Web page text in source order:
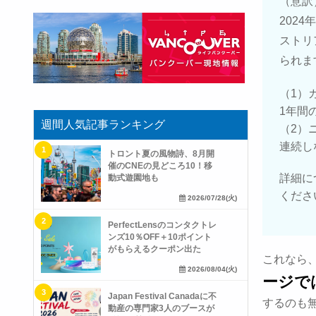
2024
スト
られま
（1
1年間
（2
連続し
詳細に
くだ
これなら
ージで
するのも
週間人気記事ランキング
トロント夏の風物詩、8月開
催のCNEの見どころ10！移
動式遊園地も
2026/07/28(火)
PerfectLensのコンタクトレ
ンズ10％OFF＋10ポイント
がもらえるクーポン出た
2026/08/04(火)
Japan Festival Canadaに不
動産の専門家3人のブースが